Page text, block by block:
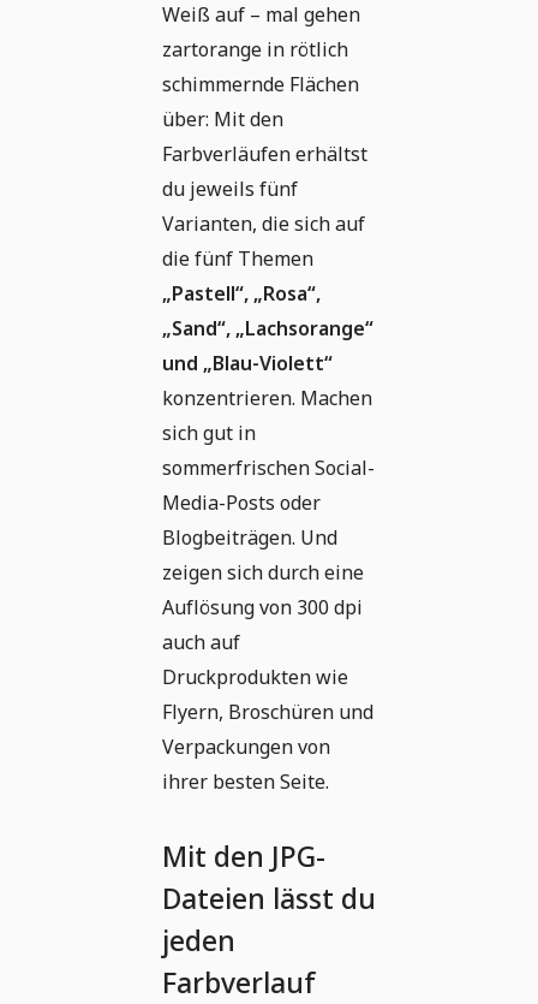
Weiß auf – mal gehen
zartorange in rötlich
schimmernde Flächen
über: Mit den
Farbverläufen erhältst
du jeweils fünf
Varianten, die sich auf
die fünf Themen
„Pastell“, „Rosa“,
„Sand“, „Lachsorange“
und „Blau-Violett“
konzentrieren. Machen
sich gut in
sommerfrischen Social-
Media-Posts oder
Blogbeiträgen. Und
zeigen sich durch eine
Auflösung von 300 dpi
auch auf
Druckprodukten wie
Flyern, Broschüren und
Verpackungen von
ihrer besten Seite.
Mit den JPG-
Dateien lässt du
jeden
Farbverlauf